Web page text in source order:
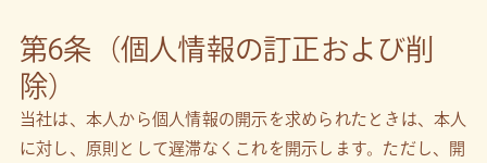
第6条（個人情報の訂正および削
除）
当社は、本人から個人情報の開示を求められたときは、本人
に対し、原則として遅滞なくこれを開示します。ただし、開